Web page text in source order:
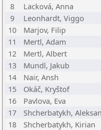
8
Lacková, Anna
9
Leonhardt, Viggo
10
Marjov, Filip
11
Mertl, Adam
12
Mertl, Albert
13
Mundl, Jakub
14
Nair, Ansh
15
Okáč, Kryštof
16
Pavlova, Eva
17
Shcherbatykh,
18
Shcherbatykh, Kirian